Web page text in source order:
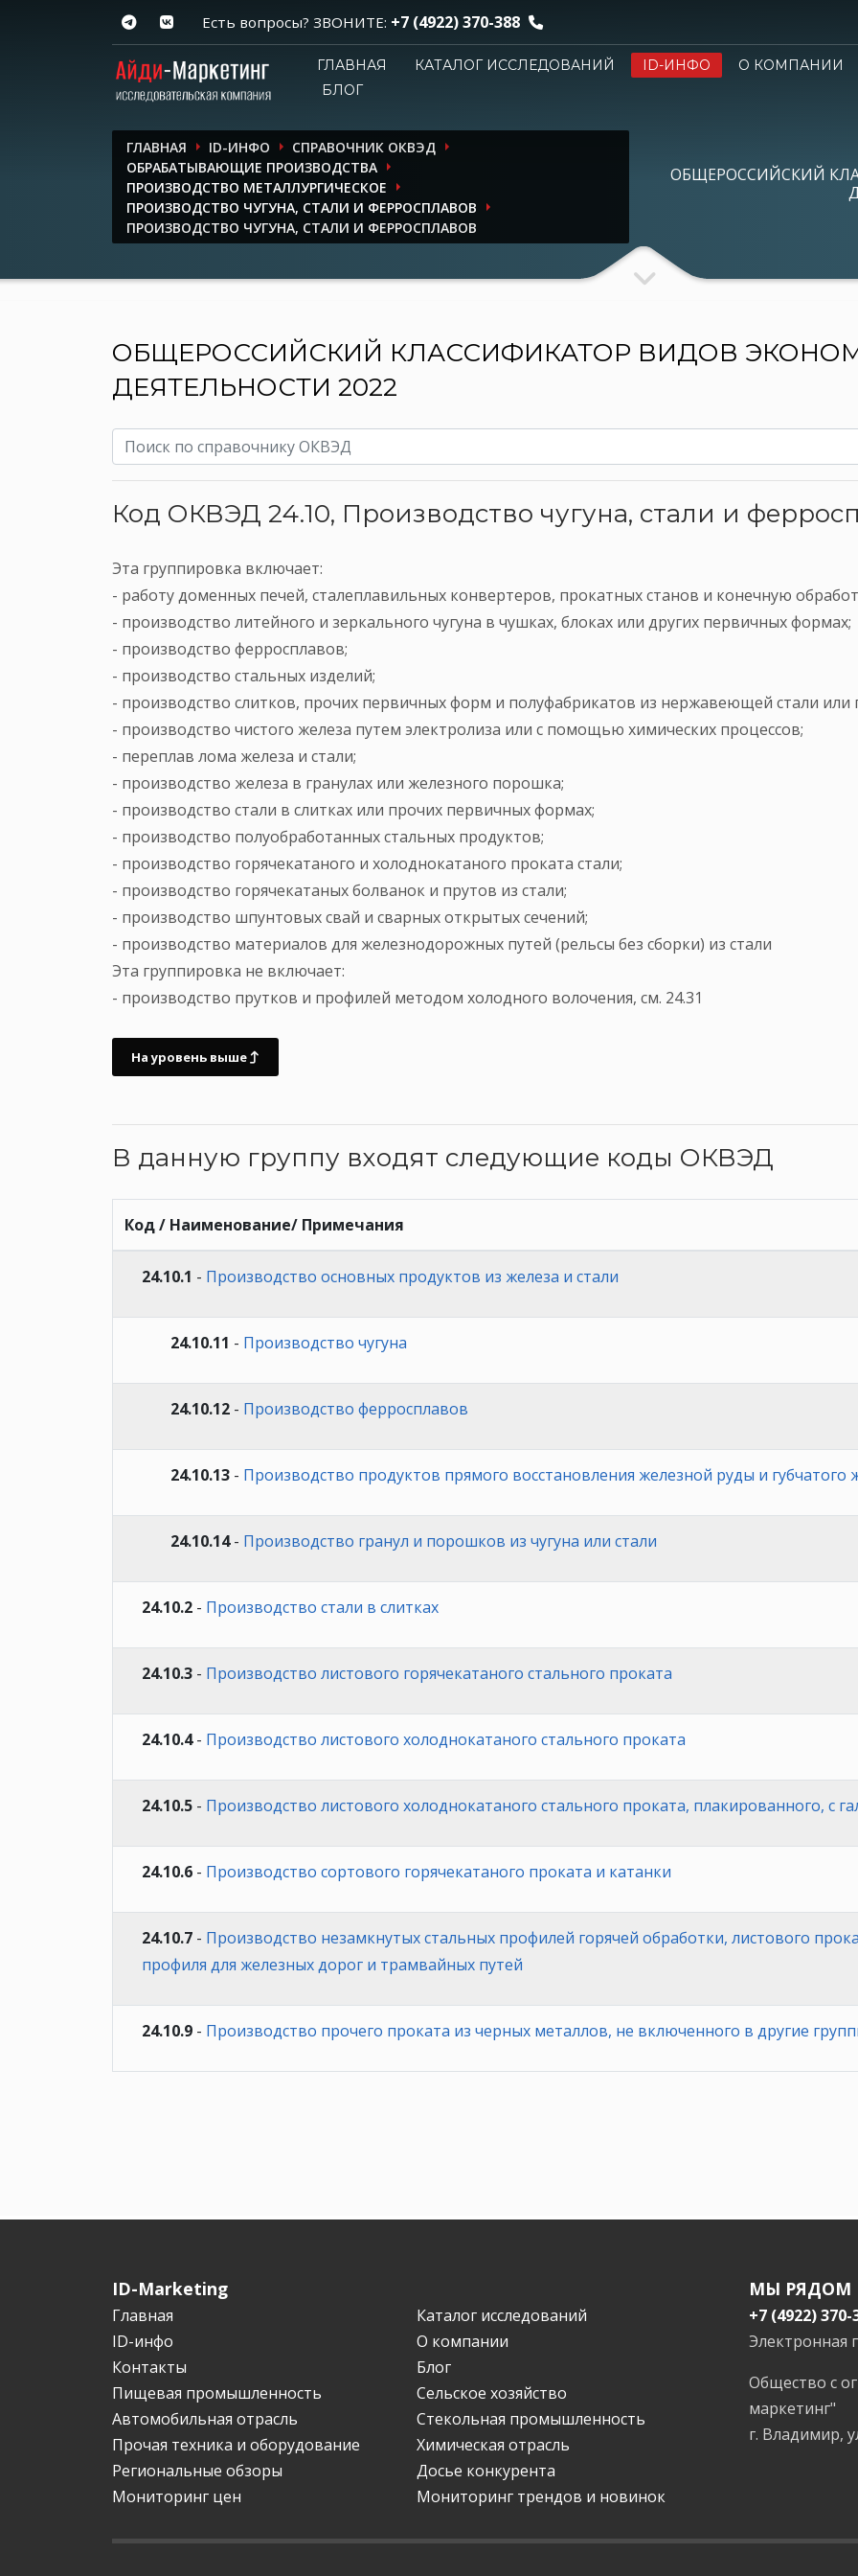
Есть вопросы? ЗВОНИТЕ: +7 (4922) 370-388
ГЛАВНАЯ КАТАЛОГ ИССЛЕДОВАНИЙ ID-ИНФО О КОМПАНИИ
БЛОГ
ГЛАВНАЯ ID-ИНФО
СПРАВОЧНИК ОКВЭД
ОБРАБАТЫВАЮЩИЕ ПРОИЗВОДСТВА
ПРОИЗВОДСТВО МЕТАЛЛУРГИЧЕСКОЕ
ПРОИЗВОДСТВО ЧУГУНА, СТАЛИ И ФЕРРОСПЛАВОВ
ПРОИЗВОДСТВО ЧУГУНА, СТАЛИ И ФЕРРОСПЛАВОВ
ОБЩЕРОССИЙСКИЙ
ОБЩЕРОССИЙСКИЙ КЛАССИФИКАТОР ВИДОВ
ДЕЯТЕЛЬНОСТИ 2022
Код ОКВЭД 24.10, Производство чугуна, стали и
Эта группировка включает:
- работу доменных печей, сталеплавильных конвертеров, прокатных станов и конечную
- производство литейного и зеркального чугуна в чушках, блоках или других первичных формах;
- производство ферросплавов;
- производство стальных изделий;
- производство слитков, прочих первичных форм и полуфабрикатов из нержавеющей стали или
- производство чистого железа путем электролиза или с помощью химических процессов;
- переплав лома железа и стали;
- производство железа в гранулах или железного порошка;
- производство стали в слитках или прочих первичных формах;
- производство полуобработанных стальных продуктов;
- производство горячекатаного и холоднокатаного проката стали;
- производство горячекатаных болванок и прутов из стали;
- производство шпунтовых свай и сварных открытых сечений;
- производство материалов для железнодорожных путей (рельсы без сборки) из стали
Эта группировка не включает:
- производство прутков и профилей методом холодного волочения, см. 24.31
На уровень выше
В данную группу входят следующие коды ОКВЭД
Код / Наименование/ Примечания
24.10.1 - Производство основных продуктов из железа и стали
24.10.11 - Производство чугуна
24.10.12 - Производство ферросплавов
24.10.13 - Производство продуктов прямого восстановления железной руды и губчатого
24.10.14- Производство гранул и порошков из чугуна или стали
24.10.2 - Производство стали в слитках
24.10.3 - Производство листового горячекатаного стального проката
24.10.4- Производство листового холоднокатаного стального проката
24.10.5 - Производство листового холоднокатаного стального проката, плакированного, с
24.10.6 - Производство сортового горячекатаного проката и катанки
24.10.7 - Производство незамкнутых стальных профилей горячей обработки, листового
профиля для железных дорог и трамвайных путей
24.10.9 - Производство прочего проката из черных металлов, не включенного в другие
ID-Marketing
Главная
Каталог исследований
ID-инфо
О компании
Контакты
Блог
Пищевая промышленность
Сельское хозяйство
Автомобильная отрасль
Стекольная промышленность
Прочая техника и оборудование
Химическая отрасль
Региональные обзоры
Досье конкурента
Мониторинг цен
Мониторинг трендов и новинок
МЫ РЯДОМ
+7 (4922) 370-
Электронная
Общество с
маркетинг"
г. Владимир,